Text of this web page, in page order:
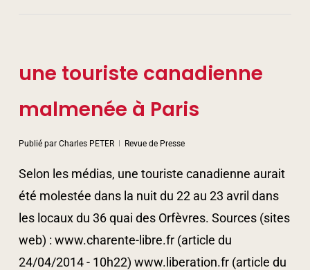
une touriste canadienne
malmenée à Paris
Publié par Charles PETER Revue de Presse
Selon les médias, une touriste canadienne aurait
été molestée dans la nuit du 22 au 23 avril dans
les locaux du 36 quai des Orfèvres. Sources (sites
web) : www.charente-libre.fr (article du
24/04/2014 - 10h22) www.liberation.fr (article du